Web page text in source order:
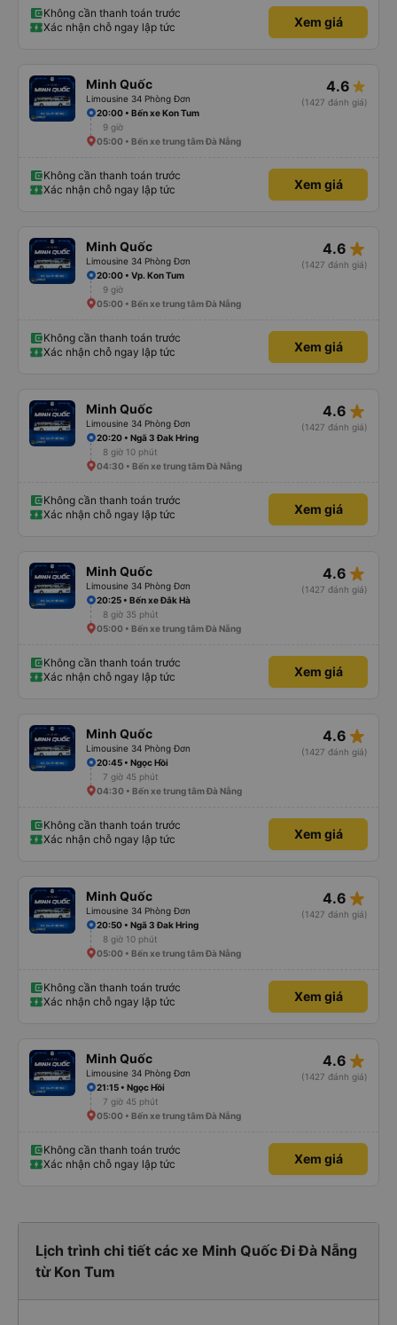
Không cần thanh toán trước
Xác nhận chỗ ngay lập tức
Xem giá
Minh Quốc
Limousine 34 Phòng Đơn
4.6
(1427 đánh giá)
20:00 • Bến xe Kon Tum
9 giờ
05:00 • Bến xe trung tâm Đà Nẵng
Không cần thanh toán trước
Xác nhận chỗ ngay lập tức
Xem giá
Minh Quốc
Limousine 34 Phòng Đơn
4.6 star_rate
(1427 đánh giá)
20:00 • Vp. Kon Tum
9 giờ
05:00 • Bến xe trung tâm Đà Nẵng
Không cần thanh toán trước
Xác nhận chỗ ngay lập tức
Xem giá
Minh Quốc
Limousine 34 Phòng Đơn
4.6 star_rate
(1427 đánh giá)
20:20 • Ngã 3 Đak Hring
8 giờ 10 phút
04:30 • Bến xe trung tâm Đà Nẵng
Không cần thanh toán trước
Xác nhận chỗ ngay lập tức
Xem giá
Minh Quốc
Limousine 34 Phòng Đơn
4.6 star_rate
(1427 đánh giá)
20:25 • Bến xe Đắk Hà
8 giờ 35 phút
05:00 • Bến xe trung tâm Đà Nẵng
Không cần thanh toán trước
Xác nhận chỗ ngay lập tức
Xem giá
Minh Quốc
Limousine 34 Phòng Đơn
4.6 star_rate
(1427 đánh giá)
20:45 • Ngọc Hồi
7 giờ 45 phút
04:30 • Bến xe trung tâm Đà Nẵng
Không cần thanh toán trước
Xác nhận chỗ ngay lập tức
Xem giá
Minh Quốc
Limousine 34 Phòng Đơn
4.6 star_rate
(1427 đánh giá)
20:50 • Ngã 3 Đak Hring
8 giờ 10 phút
05:00 • Bến xe trung tâm Đà Nẵng
Không cần thanh toán trước
Xác nhận chỗ ngay lập tức
Xem giá
Minh Quốc
Limousine 34 Phòng Đơn
4.6 star_rate
(1427 đánh giá)
21:15 • Ngọc Hồi
7 giờ 45 phút
05:00 • Bến xe trung tâm Đà Nẵng
Không cần thanh toán trước
Xác nhận chỗ ngay lập tức
Xem giá
Lịch trình chi tiết các xe Minh Quốc Đi Đà Nẵng
từ Kon Tum